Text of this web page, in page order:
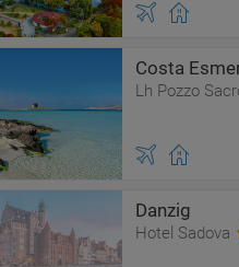
Costa
Lh Pozzo
Danzig
Hotel Sadova